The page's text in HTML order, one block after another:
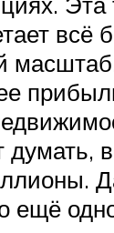
всё
думать,
ещё